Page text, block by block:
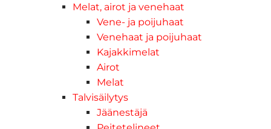
Melat, airot ja venehaat
Vene- ja poijuhaat
Venehaat ja poijuhaat
Kajakkimelat
Airot
Melat
Talvisäilytys
Jäänestäjä